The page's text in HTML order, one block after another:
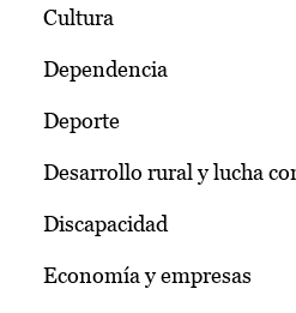
Cultura
Dependencia
Deporte
Desarrollo rural y lucha
Discapacidad
Economía y empresas